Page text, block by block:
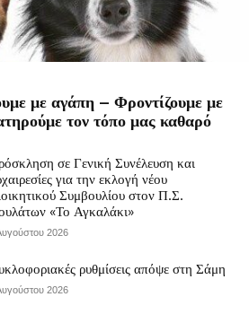
με αγάπη – Φροντίζουμε με
τον τόπο μας καθαρό
σε Γενική Συνέλευση και
για την εκλογή νέου
Συμβουλίου στον Π.Σ.
«Το Αγκαλάκι»
2026
ρυθμίσεις απόψε στη Σάμη
2026